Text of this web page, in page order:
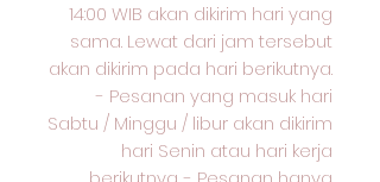
14:00 WIB akan dikirim hari yang
sama. Lewat dari jam tersebut
akan dikirim pada hari berikutnya.
- Pesanan yang masuk hari
Sabtu / Minggu / libur akan dikirim
hari Senin atau hari kerja